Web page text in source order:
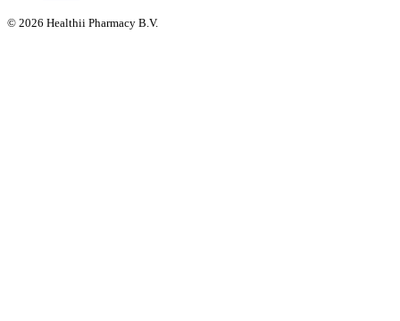
© 2026 Healthii Pharmacy B.V.